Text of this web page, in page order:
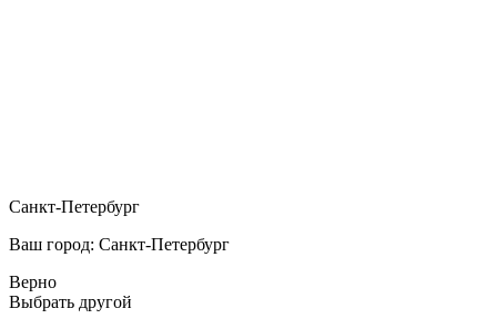
Санкт-Петербург
Ваш город: Санкт-Петербург
Верно
Выбрать другой